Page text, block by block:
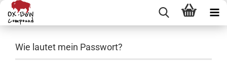
Wie lautet mein Passwort?